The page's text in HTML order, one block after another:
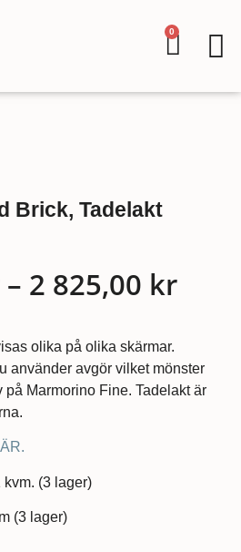
0
Brick, Tadelakt
– 2 825,00 kr
olika på olika skärmar.
använder avgör vilket mönster
på Marmorino Fine. Tadelakt är
kvm. (3 lager)
(3 lager)